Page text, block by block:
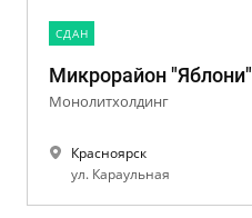
CДАН
Микрорайон "Яблони"
Монолитхолдинг
Красноярск
ул. Караульная